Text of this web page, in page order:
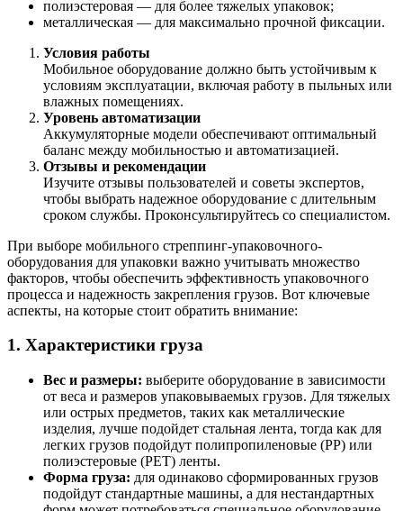
полиэстеровая — для более тяжелых упаковок;
металлическая — для максимально прочной фиксации.
Условия работы
Мобильное оборудование должно быть устойчивым к
условиям эксплуатации, включая работу в пыльных или
влажных помещениях.
Уровень автоматизации
Аккумуляторные модели обеспечивают оптимальный
баланс между мобильностью и автоматизацией.
Отзывы и рекомендации
Изучите отзывы пользователей и советы экспертов,
чтобы выбрать надежное оборудование с длительным
сроком службы. Проконсультируйтесь со специалистом.
При выборе мобильного стреппинг-упаковочного-
оборудования для упаковки важно учитывать множество
факторов, чтобы обеспечить эффективность упаковочного
процесса и надежность закрепления грузов. Вот ключевые
аспекты, на которые стоит обратить внимание:
1. Характеристики груза
Вес и размеры: выберите оборудование в зависимости
от веса и размеров упаковываемых грузов. Для тяжелых
или острых предметов, таких как металлические
изделия, лучше подойдет стальная лента, тогда как для
легких грузов подойдут полипропиленовые (PP) или
полиэстеровые (PET) ленты.
Форма груза: для одинаково сформированных грузов
подойдут стандартные машины, а для нестандартных